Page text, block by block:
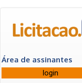
Área de assinantes